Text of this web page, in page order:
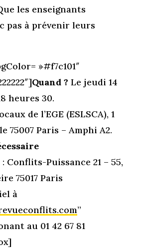
les enseignants
pas à prévenir leurs
»#f7c101″
Quand ? Le jeudi 14
heures 30.
de l’EGE (ESLSCA), 1
75007 Paris – Amphi A2.
Conflits-Puissance 21 – 55,
75017 Paris
à
”
au 01 42 67 81